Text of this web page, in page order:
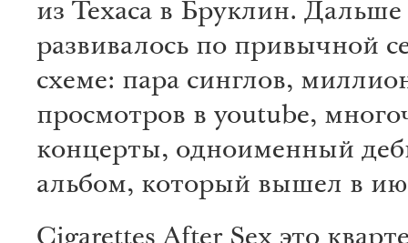
из Техаса в Бруклин. Дальше
развивалось по привычной
схеме: пара синглов,
просмотров в youtube,
концерты, одноименный
альбом, который вышел в